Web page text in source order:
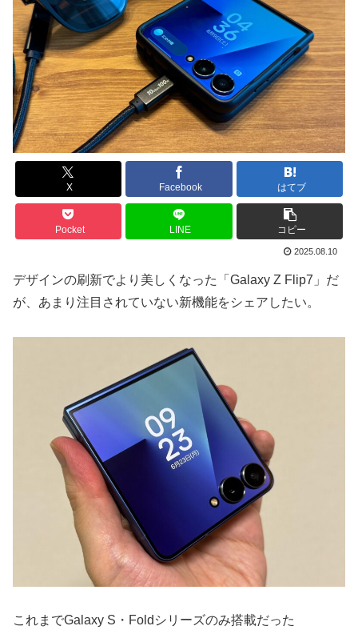
X Facebook はてブ
Pocket LINE コピー
2025.08.10
デザインの刷新でより美しくなった「Galaxy Z Flip7」だ
が、あまり注目されていない新機能をシェアしたい。
これまでGalaxy S・Foldシリーズのみ搭載だった